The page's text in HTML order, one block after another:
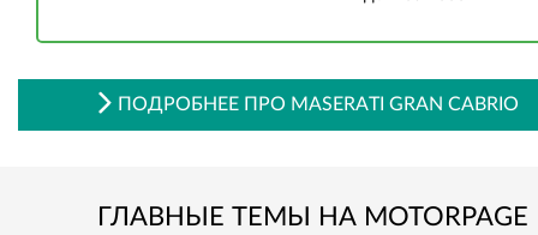
ПОДРОБНЕЕ ПРО MASERATI GRAN CABRIO
ГЛАВНЫЕ ТЕМЫ НА MOTORPAGE